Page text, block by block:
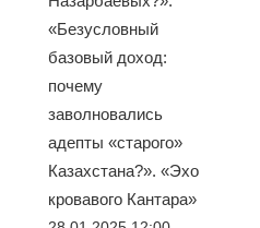
«Безусловный
базовый доход:
почему
заволновались
адепты «старого»
Казахстана?». «Эхо
кровавого Кантара»